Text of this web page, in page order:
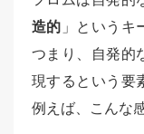
造的 」というキ
つまり、自発的
現するという要
例えば、こんな